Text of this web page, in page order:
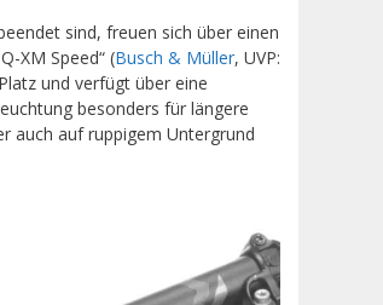
sind, freuen sich über einen
XM Speed“ (Busch & Müller, UVP:
und verfügt über eine
besonders für längere
auch auf ruppigem Untergrund